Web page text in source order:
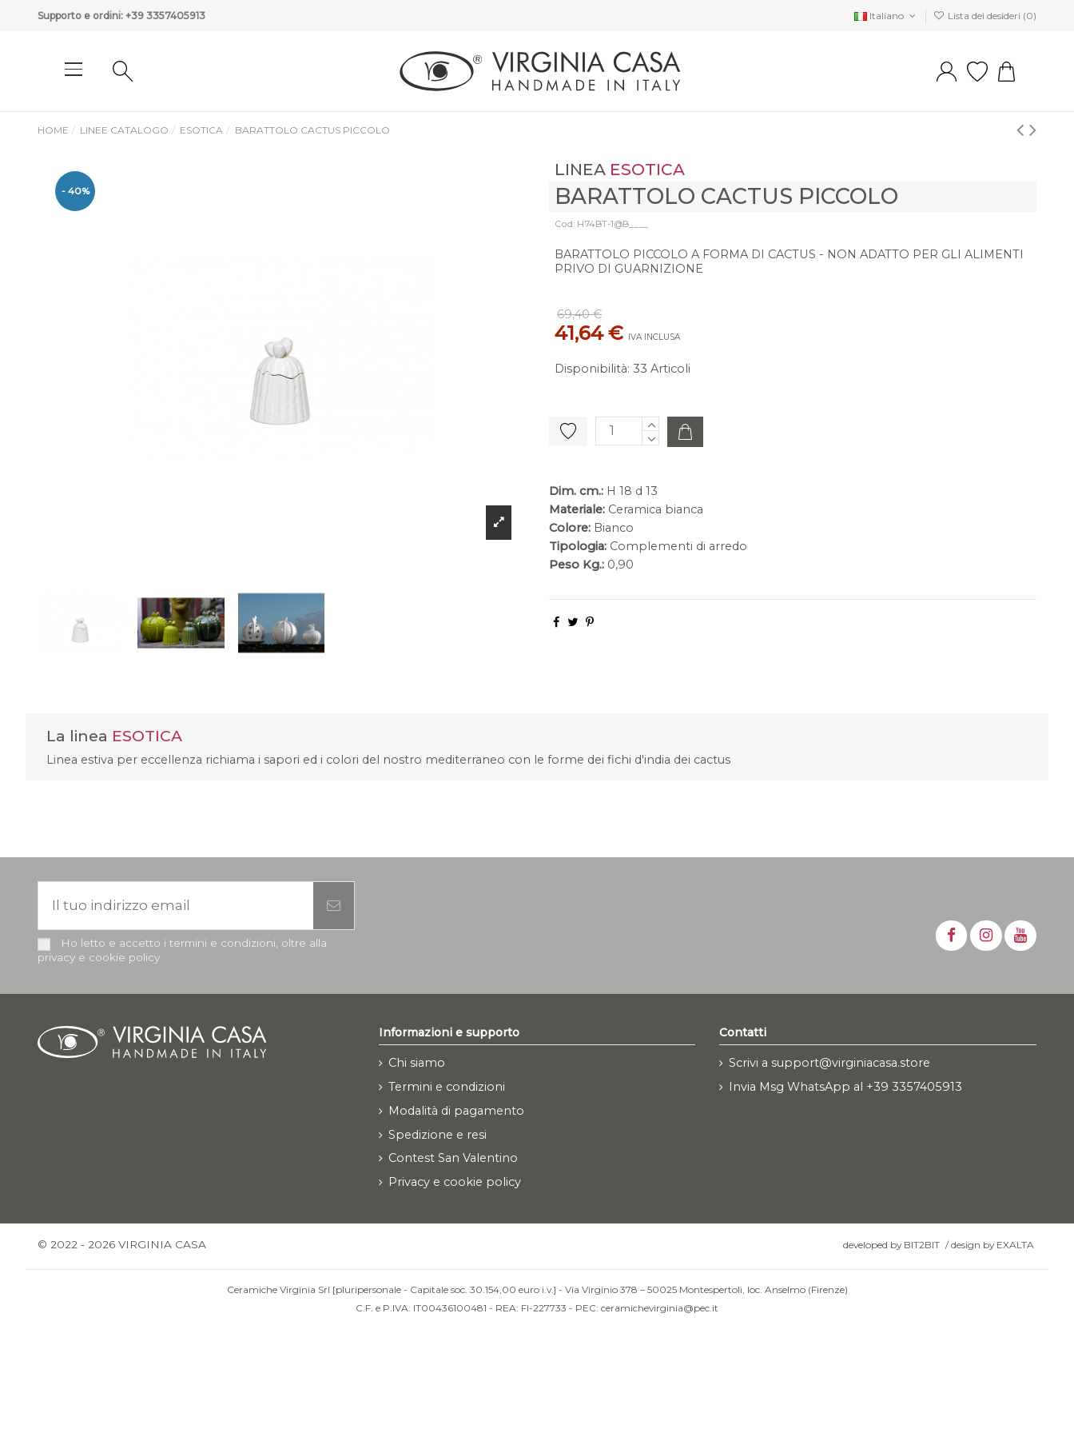
Supporto e ordini: +39 3357405913 Italiano Lista dei desideri (0)
HOME LINEE CATALOGO ESOTICA BARATTOLO CACTUS PICCOLO
- 40%
LINEA ESOTICA
BARATTOLO CACTUS PICCOLO
Cod: H74BT-1@B____
BARATTOLO PICCOLO A FORMA DI CACTUS - NON ADATTO PER GLI ALIMENTI
PRIVO DI GUARNIZIONE
69,40 €
41,64 € IVA INCLUSA
Disponibilità: 33 Articoli
Dim. cm.: H 18 d 13
Materiale: Ceramica bianca
Colore: Bianco
Tipologia: Complementi di arredo
Peso Kg.: 0,90
La linea ESOTICA
Linea estiva per eccellenza richiama i sapori ed i colori del nostro mediterraneo con le forme dei fichi d'india dei cactus
Ho letto e accetto i termini e condizioni, oltre alla
privacy e cookie policy
Informazioni e supporto
Chi siamo
Termini e condizioni
Modalità di pagamento
Spedizione e resi
Contest San Valentino
Privacy e cookie policy
Contatti
Scrivi a support@virginiacasa.store
Invia Msg WhatsApp al +39 3357405913
© 2022 - 2026 VIRGINIA CASA developed by BIT2BIT /design by EXALTA
Ceramiche Virginia Srl [pluripersonale - Capitale soc. 30.154,00 euro i.v.] - Via Virginio 378 – 50025 Montespertoli, loc. Anselmo (Firenze)
C.F. e P.IVA: IT00436100481 - REA: FI-227733 - PEC: ceramichevirginia@pec.it